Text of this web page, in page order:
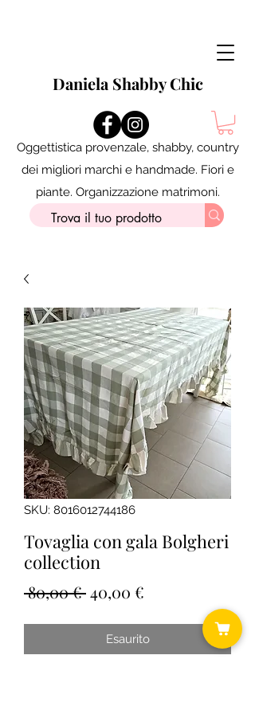
Daniela Shabby Chic
Oggettistica provenzale, shabby, country
dei migliori marchi e handmade. Fiori e
piante. Organizzazione matrimoni.
SKU: 8016012744186
Tovaglia con gala Bolgheri
collection
80,00 € Prezzo
40,00 €
scontato
Esaurito